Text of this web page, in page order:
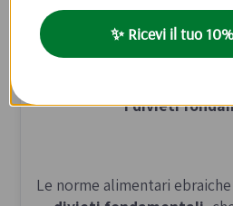
ritengono che questa
scoraggiare l’eccessivo
I divieti
Le norme alimentari
✨ Ricevi il tuo